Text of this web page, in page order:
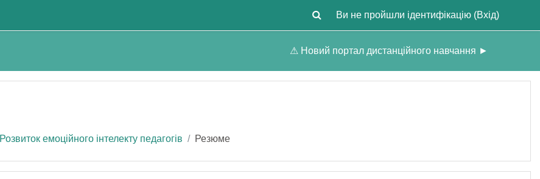
Ви не пройшли ідентифікацію (Вхід)
⚠ Новий портал дистанційного навчання ►
Розвиток емоційного інтелекту педагогів Резюме